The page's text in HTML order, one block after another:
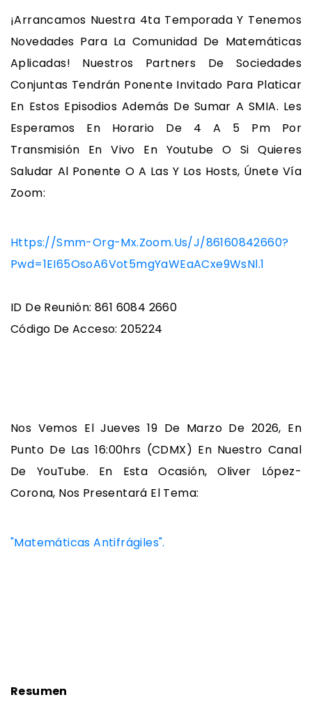
¡Arrancamos Nuestra 4ta Temporada Y Tenemos
Novedades Para La Comunidad De Matemáticas
Aplicadas! Nuestros Partners De Sociedades
Conjuntas Tendrán Ponente Invitado Para Platicar
En Estos Episodios Además De Sumar A SMIA. Les
Esperamos En Horario De 4 A 5 Pm Por
Transmisión En Vivo En Youtube O Si Quieres
Saludar Al Ponente O A Las Y Los Hosts, Únete Vía
Zoom:
Https://smm-Org-Mx.zoom.us/j/86160842660?
Pwd=1EI65OsoA6Vot5mgYaWEaACxe9WsNl.1
ID De Reunión: 861 6084 2660
Código De Acceso: 205224
Nos Vemos El Jueves 19 De Marzo De 2026, En
Punto De Las 16:00hrs (CDMX) En Nuestro Canal
De YouTube. En Esta Ocasión, Oliver López-
Corona, Nos Presentará El Tema:
"Matemáticas Antifrágiles".
Resumen